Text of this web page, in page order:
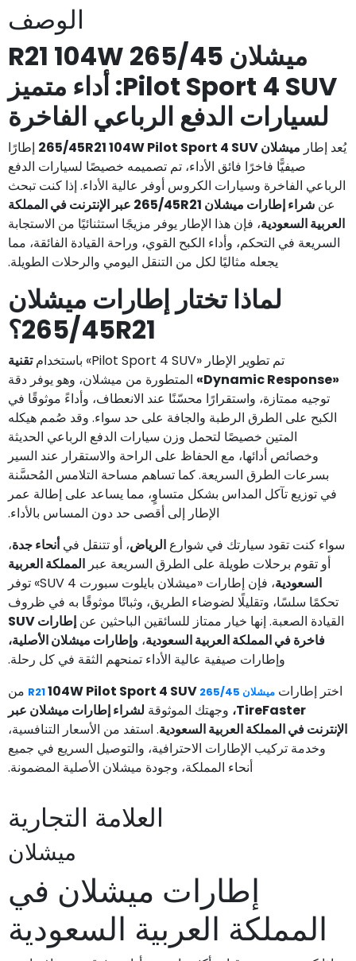
الوصف
ميشلان 265/45 R21 104W
Pilot Sport 4 SUV: أداء متميز
لسيارات الدفع الرباعي الفاخرة
يُعد إطار ميشلان 265/45R21 104W Pilot Sport 4 SUV
إطارًا
صيفيًّا فاخرًا فائق الأداء، تم تصميمه خصيصًا لسيارات الدفع
الرباعي الفاخرة وسيارات الكروس أوفر عالية الأداء. إذا كنت تبحث
عن
شراء إطارات ميشلان 265/45R21 عبر الإنترنت في المملكة
العربية السعودية، فإن هذا الإطار يوفر مزيجًا استثنائيًا من الاستجابة
السريعة في التحكم، وأداء الكبح القوي، وراحة القيادة الفائقة، مما
يجعله مثاليًا لكل من التنقل اليومي والرحلات الطويلة.
لماذا تختار إطارات ميشلان
265/45R21؟
تم تطوير الإطار «Pilot Sport 4 SUV» باستخدام
تقنية
«Dynamic Response»
المتطورة من ميشلان، وهو يوفر دقة
توجيه ممتازة، واستقرارًا محسّنًا عند الانعطاف، وأداءً موثوقًا في
الكبح على الطرق الرطبة والجافة على حد سواء. وقد صُمم هيكله
المتين خصيصًا لتحمل وزن سيارات الدفع الرباعي الحديثة
وخصائص أدائها، مع الحفاظ على الراحة والاستقرار عند السير
بسرعات الطرق السريعة. كما تساهم مساحة التلامس المُحسَّنة
في توزيع تآكل المداس بشكل متساوٍ، مما يساعد على إطالة عمر
الإطار إلى أقصى حد دون المساس بالأداء.
سواء كنت تقود سيارتك في شوارع الرياض، أو تتنقل فيأنحاء جدة،
أو تقوم برحلات طويلة على الطرق السريعة عبر المملكة العربية
السعودية
، فإن إطارات «ميشلان بايلوت سبورت 4 SUV» توفر
تحكمًا سلسًا، وتقليلًا لضوضاء الطريق، وثباتًا موثوقًا به في ظروف
القيادة الصعبة. إنها خيار ممتاز للسائقين الباحثين عن
إطارات SUV
فاخرة في المملكة العربية السعودية، وإطارات ميشلان الأصلية،
وإطارات صيفية عالية الأداء تمنحهم الثقة في كل رحلة.
اختر إطارات ميشلان 265/45 R21 104W Pilot Sport 4 SUV
من
TireFaster، وجهتك الموثوقة لشراء إطارات ميشلان عبر
الإنترنت في المملكة العربية السعودية. استفد من الأسعار التنافسية،
وخدمة تركيب الإطارات الاحترافية، والتوصيل السريع في جميع
أنحاء المملكة، وجودة ميشلان الأصلية المضمونة.
العلامة التجارية
ميشلان
إطارات ميشلان في
المملكة العربية السعودية